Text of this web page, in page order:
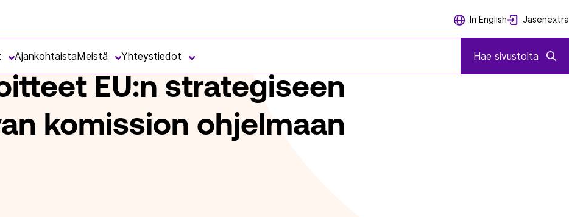
In English Jäsenextra
AjankohtaistaMeistä Yhteystiedot Hae sivustolta
EU:n strategiseen
komission ohjelmaan